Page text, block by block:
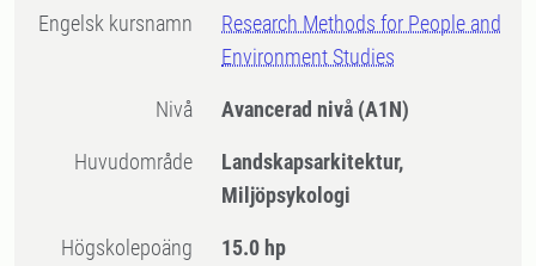
Engelsk kursnamn
Research Methods for People and
Environment Studies
Nivå Avancerad nivå (A1N)
Huvudområde
Landskapsarkitektur,
Miljöpsykologi
högskolepoäng 15.0 hp